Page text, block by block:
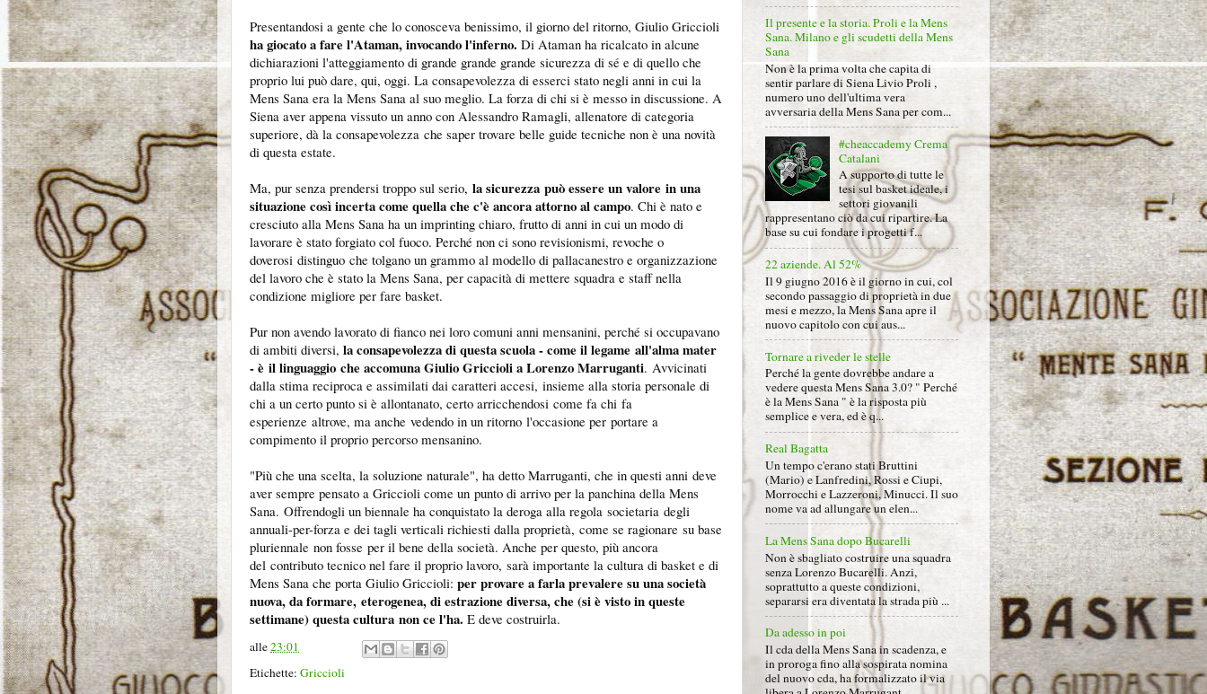
Presentandosi a gente che lo conosceva benissimo, il giorno del ritorno, Giulio Griccioli
ha giocato a fare l'Ataman, invocando l'inferno. Di Ataman ha ricalcato in alcune
dichiarazioni l'atteggiamento di grande grande grande sicurezza di sé e di quello che
proprio lui può dare, qui, oggi. La consapevolezza di esserci stato negli anni in cui la
Mens Sana era la Mens Sana al suo meglio. La forza di chi si è messo in discussione. A
Siena aver appena vissuto un anno con Alessandro Ramagli, allenatore di categoria
superiore, dà la consapevolezza che saper trovare belle guide tecniche non è una novità
di questa estate.
Ma, pur senza prendersi troppo sul serio, la sicurezza può essere un valore in una
situazione così incerta come quella che c'è ancora attorno al campo. Chi è nato e
cresciuto alla Mens Sana ha un imprinting chiaro, frutto di anni in cui un modo di
lavorare è stato forgiato col fuoco. Perché non ci sono revisionismi, revoche o
doverosi distinguo che tolgano un grammo al modello di pallacanestro e organizzazione
del lavoro che è stato la Mens Sana, per capacità di mettere squadra e staff nella
condizione migliore per fare basket.
Pur non avendo lavorato di fianco nei loro comuni anni mensanini, perché si occupavano
di ambiti diversi, la consapevolezza di questa scuola - come il legame all'alma mater
- è il linguaggio che accomuna Giulio Griccioli a Lorenzo Marruganti. Avvicinati
dalla stima reciproca e assimilati dai caratteri accesi, insieme alla storia personale di
chi a un certo punto si è allontanato, certo arricchendosi come fa chi fa
esperienze altrove, ma anche vedendo in un ritorno l'occasione per portare a
compimento il proprio percorso mensanino.
"Più che una scelta, la soluzione naturale", ha detto Marruganti, che in questi anni deve
aver sempre pensato a Griccioli come un punto di arrivo per la panchina della Mens
Sana. Offrendogli un biennale ha conquistato la deroga alla regola societaria degli
annuali-per-forza e dei tagli verticali richiesti dalla proprietà, come se ragionare su base
pluriennale non fosse per il bene della società. Anche per questo, più ancora
del contributo tecnico nel fare il proprio lavoro, sarà importante la cultura di basket e di
Mens Sana che porta Giulio Griccioli: per provare a farla prevalere su una società
nuova, da formare, eterogenea, di estrazione diversa, che (si è visto in queste
settimane) questa cultura non ce l'ha. E deve costruirla.
alle23:01
Etichette: Griccioli
Il presente e la storia. Proli e la Mens
Sana. Milano e gli scudetti della Mens
Sana
Non è la prima volta che capita di
sentir parlare di Siena Livio Proli ,
numero uno dell'ultima vera
avversaria della Mens Sana per com...
#cheaccademy Crema
Catalani
A supporto di tutte le
tesi sul basket ideale, i
settori giovanili
rappresentano ciò da cui ripartire. La
base su cui fondare i progetti f...
22 aziende. Al 52%
Il 9 giugno 2016 è il giorno in cui, col
secondo passaggio di proprietà in due
mesi e mezzo, la Mens Sana apre il
nuovo capitolo con cui aus...
Tornare a riveder le stelle
Perché la gente dovrebbe andare a
vedere questa Mens Sana 3.0? " Perché
è la Mens Sana " è la risposta più
semplice e vera, ed è q...
Real Bagatta
Un tempo c'erano stati Bruttini
(Mario) e Lanfredini, Rossi e Ciupi,
Morrocchi e Lazzeroni, Minucci. Il suo
nome va ad allungare un elen...
La Mens Sana dopo Bucarelli
Non è sbagliato costruire una squadra
senza Lorenzo Bucarelli. Anzi,
soprattutto a queste condizioni,
separarsi era diventata la strada più ...
Da adesso in poi
Il cda della Mens Sana in scadenza, e
in proroga fino alla sospirata nomina
del nuovo cda, ha formalizzato il via